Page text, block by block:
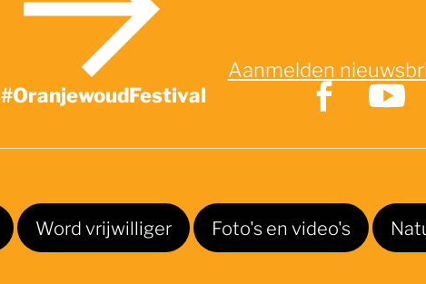
Aanmelden
#OranjewoudFestival
Word vrijwilliger Foto's en video's